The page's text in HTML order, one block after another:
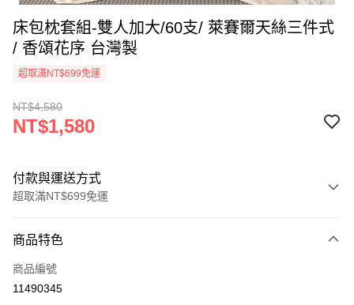
床包枕套組-雙人加大/60支/ 萊賽爾天絲三件式
/ 香頌花序 台灣製
超取滿NT$699免運
NT$4,580
NT$1,580
付款與運送方式
超取滿NT$699免運
信用卡一次付款
信用卡分期付款
商品特色
商品編號
11490345